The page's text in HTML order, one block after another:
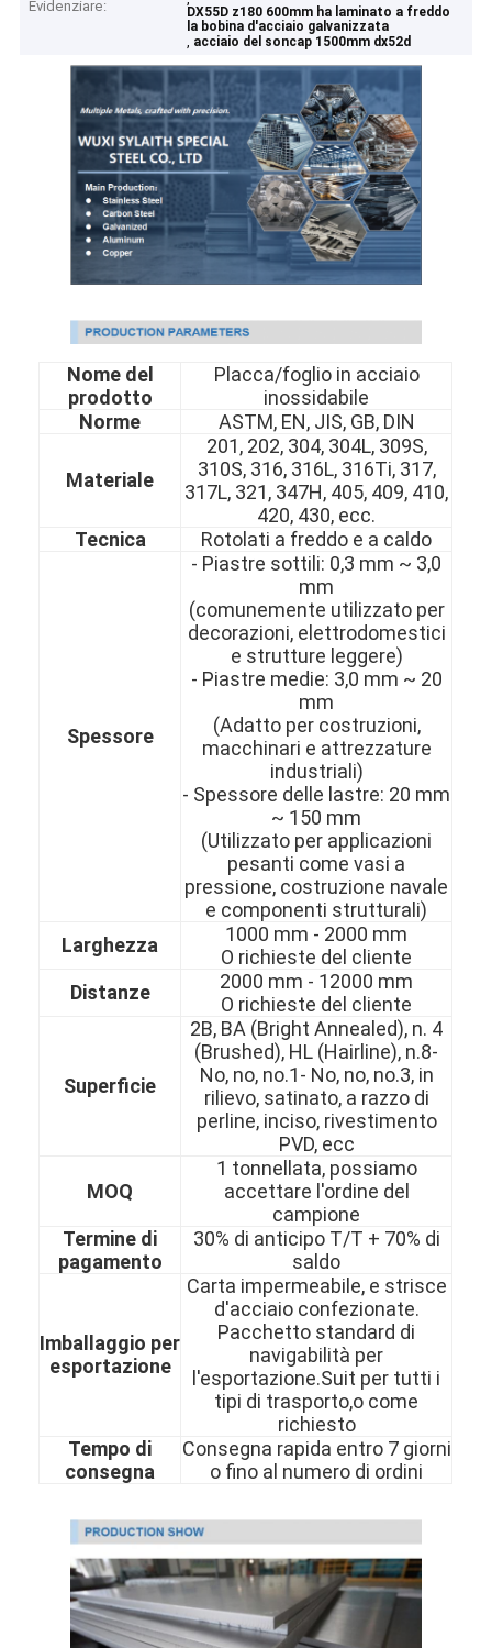
Prodotti
Controllo della qualità
Notizie
strato laminato a freddo di acciaio inossidabile
Bobina laminata a freddo di acciaio inossidabile
strato laminato a caldo di acciaio inossidabile
Bobina laminata a caldo di acciaio inossidabile
Evidenziare:
DX55D z180 600mm ha laminato a freddo
la bobina d'acciaio galvanizzata
, acciaio del soncap 1500mm dx52d
Nome del
prodotto
Placca/foglio in acciaio
inossidabile
Norme
ASTM, EN, JIS, GB, DIN
Materiale
201, 202, 304, 304L, 309S,
310S, 316, 316L, 316Ti, 317,
317L, 321, 347H, 405, 409, 410,
420, 430, ecc.
Tecnica
Rotolati a freddo e a caldo
Spessore
- Piastre sottili: 0,3 mm ~ 3,0
mm
(comunemente utilizzato per
decorazioni, elettrodomestici
e strutture leggere)
- Piastre medie: 3,0 mm ~ 20
mm
(Adatto per costruzioni,
macchinari e attrezzature
industriali)
- Spessore delle lastre: 20 mm
~ 150 mm
(Utilizzato per applicazioni
pesanti come vasi a
pressione, costruzione navale
e componenti strutturali)
Larghezza
1000 mm - 2000 mm
O richieste del cliente
Distanze
2000 mm - 12000 mm
O richieste del cliente
Superficie
2B, BA (Bright Annealed), n. 4
(Brushed), HL (Hairline), n.8-
No, no, no.1- No, no, no.3, in
rilievo, satinato, a razzo di
perline, inciso, rivestimento
PVD, ecc
MOQ
1 tonnellata, possiamo
accettare l'ordine del
campione
Termine di
pagamento
30% di anticipo T/T + 70% di
saldo
Imballaggio per
esportazione
Carta impermeabile, e strisce
d'acciaio confezionate.
Pacchetto standard di
navigabilità per
l'esportazione.Suit per tutti i
tipi di trasporto,o come
richiesto
Tempo di
consegna
Consegna rapida entro 7 giorni
o fino al numero di ordini